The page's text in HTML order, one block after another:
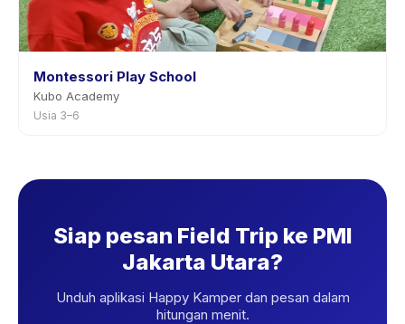
Montessori Play School
Kubo Academy
Usia 3–6
Siap pesan Field Trip ke PMI
Jakarta Utara?
Unduh aplikasi Happy Kamper dan pesan dalam
hitungan menit.